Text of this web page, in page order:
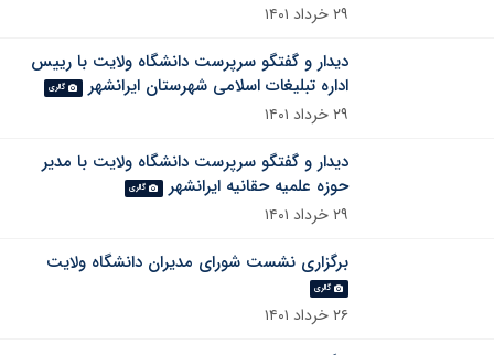
۲۹ خرداد ۱۴۰۱
دیدار و گفتگو سرپرست دانشگاه ولایت با رییس
اداره تبلیغات اسلامی شهرستان ایرانشهر
گالری
۲۹ خرداد ۱۴۰۱
دیدار و گفتگو سرپرست دانشگاه ولایت با مدیر
حوزه علمیه حقانیه ایرانشهر
گالری
۲۹ خرداد ۱۴۰۱
برگزاری نشست شورای مدیران دانشگاه ولایت
گالری
۲۶ خرداد ۱۴۰۱